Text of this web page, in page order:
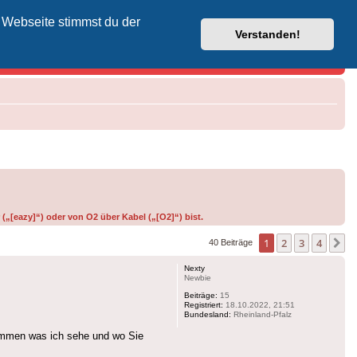
stimmst du der
Verstanden!
Vodafone-Kabel-Helpdesk
oder von O2 über Kabel („[O2]“) bist.
40 Beiträge 1 2 3 4
Nexty
Newbie
Beiträge: 15
Registriert: 18.10.2022, 21:51
Bundesland: Rheinland-Pfalz
was ich sehe und wo Sie